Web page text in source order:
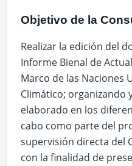
Objetivo de la
Realizar la edición del
Informe Bienal de
Marco de las Naciones
Climático; organizando
elaborado en los
cabo como parte del
supervisión directa del
con la finalidad de